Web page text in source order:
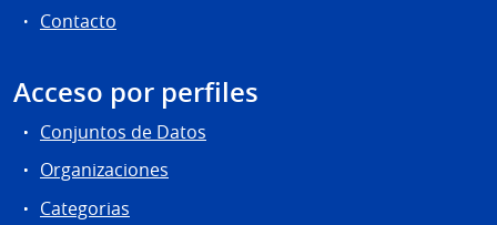
Contacto
Acceso por perfiles
Conjuntos de Datos
Organizaciones
Categorias